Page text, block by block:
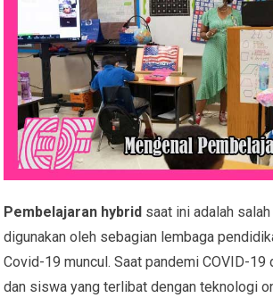
Pembelajaran hybrid saat ini adalah
digunakan oleh sebagian lembaga
Covid-19 muncul. Saat pandemi COVID-19
dan siswa yang terlibat dengan teknologi